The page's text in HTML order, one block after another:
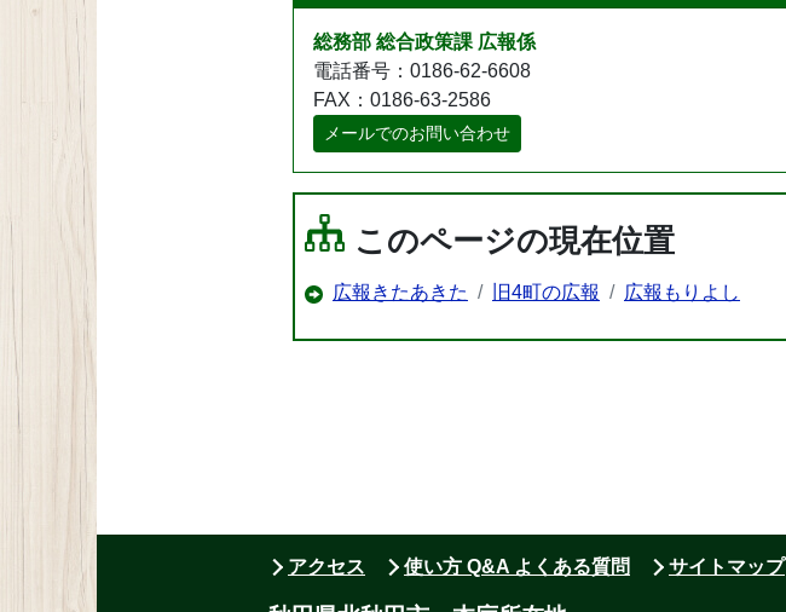
総務部 総合政策課 広報係
電話番号：0186-62-6608
FAX：0186-63-2586
メールでのお問い合わせ
このページの現在位置
広報きたあきた 旧4町の広報 広報もりよし
アクセス 使い方 Q&A よくある質問 サイトマップ